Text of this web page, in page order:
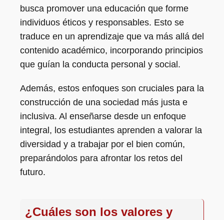
busca promover una educación que forme
individuos éticos y responsables. Esto se
traduce en un aprendizaje que va más allá del
contenido académico, incorporando principios
que guían la conducta personal y social.
Además, estos enfoques son cruciales para la
construcción de una sociedad más justa e
inclusiva. Al enseñarse desde un enfoque
integral, los estudiantes aprenden a valorar la
diversidad y a trabajar por el bien común,
preparándolos para afrontar los retos del
futuro.
¿Cuáles son los valores y